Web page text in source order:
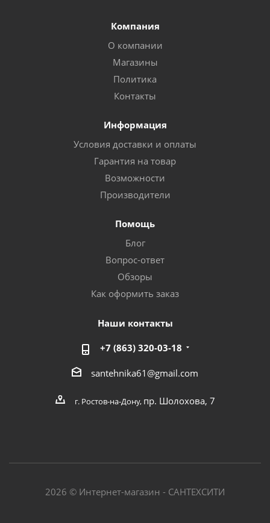
Компания
О компании
Магазины
Политика
Контакты
Информация
Условия доставки и оплаты
Гарантия на товар
Возможности
Производители
Помощь
Блог
Вопрос-ответ
Обзоры
Как оформить заказ
Наши контакты
+7 (863) 320-03-18
santehnika61@gmail.com
г. Ростов-на-Дону, пр. Шолохова, 7
2026 © Интернет-магазин - САНТЕХСИТИ